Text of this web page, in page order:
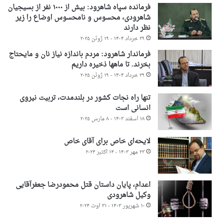
فرمانده سپاه شاهرود: بیش از ۱۰۰۰ نفر از بسیجیان
شاهرودی، محسوس و نامحسوس اوضاع را زیر
نظر دارند
۲۹ خرداد ۱۴۰۴ - ۱۹ ژوئن ۲۰۲۵
فرماندار شاهرود: مردم باندازه نیاز نان و مایحتاج
بخرند. تا ماهها ذخیره داریم
۲۹ خرداد ۱۴۰۴ - ۱۹ ژوئن ۲۰۲۵
تنها راه نجات کشور در بلندمدت، تربیت نیروی
انسانی است
۱۸ اسفند ۱۴۰۳ - ۸ مارس ۲۰۲۵
لایحه‌ای خاص برای آقای خاص
۲۳ مهر ۱۴۰۳ - ۱۴ اکتبر ۲۰۲۴
اعدام، پایان داستان قتل محمودرضا جعفرآقایی
وکیل شاهرودی
۱۰ شهریور ۱۴۰۳ - ۳۱ اوت ۲۰۲۴